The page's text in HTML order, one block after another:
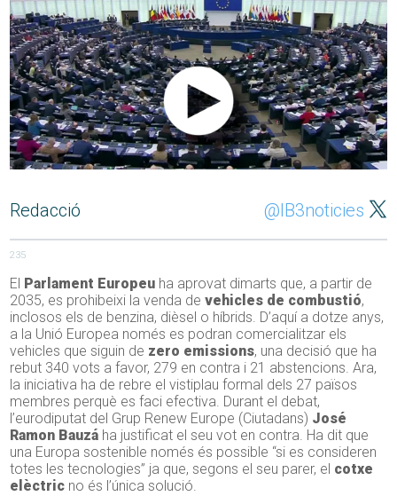
Redacció @IB3noticies
235
El Parlament Europeu ha aprovat dimarts que, a partir de
2035, es prohibeixi la venda devehicles de combustió,
inclosos els de benzina, dièsel o híbrids. D’aquí a dotze anys,
a la Unió Europea només es podran comercialitzar els
vehicles que siguin de zero emissions, una decisió que ha
rebut 340 vots a favor, 279 en contra i 21 abstencions. Ara,
la iniciativa ha de rebre el vistiplau formal dels 27 països
membres perquè es faci efectiva. Durant el debat,
l’eurodiputat del Grup Renew Europe (Ciutadans) José
Ramon Bauzá ha justificat el seu vot en contra. Ha dit que
una Europa sostenible només és possible “si es consideren
totes les tecnologies” ja que, segons el seu parer, el cotxe
elèctric no és l’única solució.